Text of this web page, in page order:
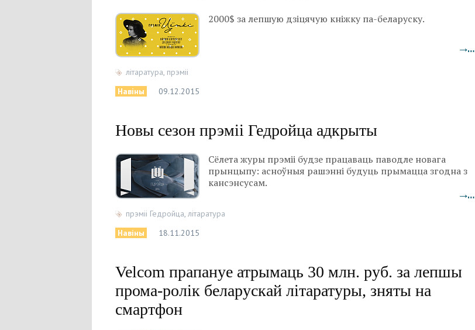
2000$ за лепшую дзіцячую кніжку па-беларуску.
→…
літаратура, прэміі
Навіны
09.12.2015
Новы сезон прэміі Гедройца адкрыты
Сёлета журы прэміі будзе працаваць паводле новага
прынцыпу: асноўныя рашэнні будуць прымацца згодна з
кансэнсусам.
→…
прэміі Гедройца літаратура
Навіны
18.11.2015
Velcom прапануе атрымаць 30 млн. руб. за лепшы
прома-ролік беларускай літаратуры, зняты на
смартфон